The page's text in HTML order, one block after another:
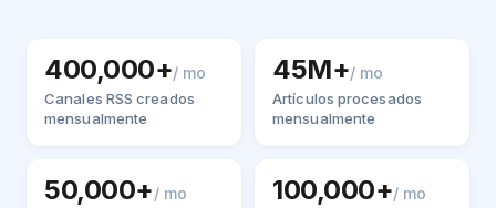
400,000+/ mo
Canales RSS creados
mensualmente
45M+/ mo
Artículos procesados
mensualmente
50,000+/ mo 100,000+/ mo